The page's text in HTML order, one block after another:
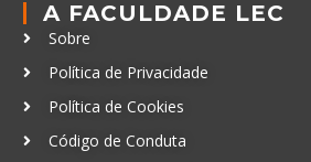
A FACULDADE LEC
Sobre
Política de Privacidade
Política de Cookies
Código de Conduta